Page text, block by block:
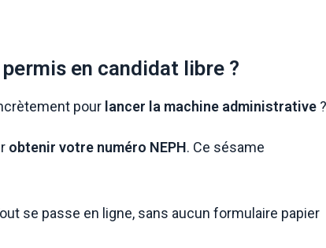
en candidat libre ?
pour lancer la machine administrative
obtenir votre numéro NEPH. Ce sésame
se passe en ligne, sans aucun formulaire papier